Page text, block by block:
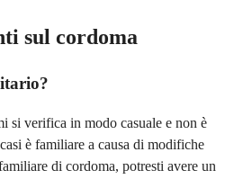
sul cordoma
si verifica in modo casuale e non è
è familiare a causa di modifiche
di cordoma, potresti avere un